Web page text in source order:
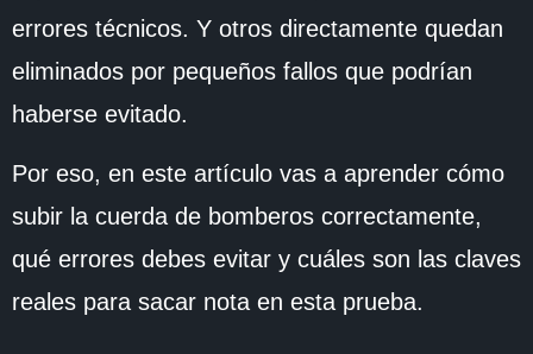
errores técnicos. Y otros directamente quedan
eliminados por pequeños fallos que podrían
haberse evitado.
Por eso, en este artículo vas a aprender cómo
subir la cuerda de bomberos correctamente,
qué errores debes evitar y cuáles son las claves
reales para sacar nota en esta prueba.